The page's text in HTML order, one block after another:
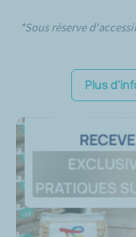
*Sous réserve
Plus